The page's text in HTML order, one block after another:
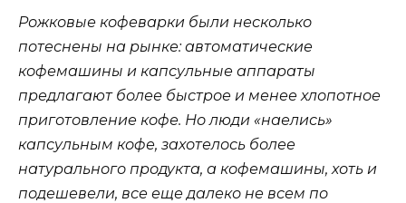
Рожковые кофеварки были несколько
потеснены на рынке: автоматические
кофемашины и капсульные аппараты
предлагают более быстрое и менее хлопотное
приготовление кофе. Но люди «наелись»
капсульным кофе, захотелось более
натурального продукта, а кофемашины, хоть и
подешевели, все еще далеко не всем по